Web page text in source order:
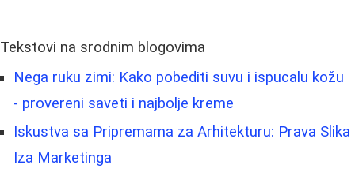
Tekstovi na srodnim blogovima
Nega ruku zimi: Kako pobediti suvu i ispucalu kožu
- provereni saveti i najbolje kreme
Iskustva sa Pripremama za Arhitekturu: Prava Slika
Iza Marketinga